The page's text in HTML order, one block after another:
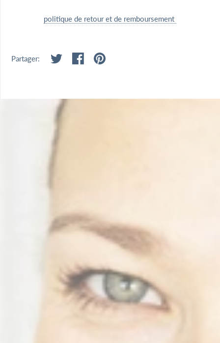
politique de retour et de remboursement
Partager: